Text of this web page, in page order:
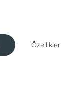
Özellikler